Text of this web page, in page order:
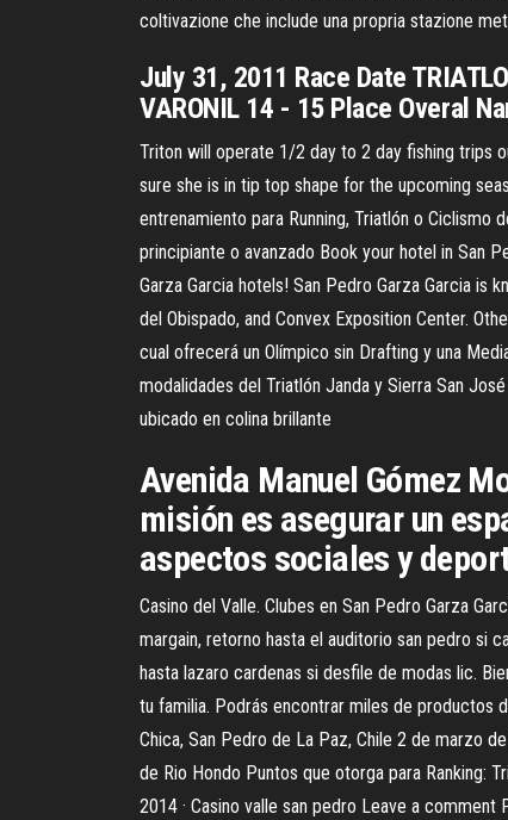
coltivazione che include una propria stazione
July 31, 2011 Race Date
VARONIL 14 - 15 Place Overal
Triton will operate 1/2 day to 2 day fishing trips
sure she is in tip top shape for the upcoming
entrenamiento para Running, Triatlón o Ciclismo
principiante o avanzado Book your hotel in San
Garza Garcia hotels! San Pedro Garza Garcia is
del Obispado, and Convex Exposition Center.
cual ofrecerá un Olímpico sin Drafting y una
modalidades del Triatlón Janda y Sierra San
ubicado en colina brillante
Avenida Manuel Gómez
misión es asegurar un
aspectos sociales y
Casino del Valle. Clubes en San Pedro Garza
margain, retorno hasta el auditorio san pedro si
hasta lazaro cardenas si desfile de modas lic.
tu familia. Podrás encontrar miles de productos
Chica, San Pedro de La Paz, Chile 2 de marzo
de Rio Hondo Puntos que otorga para Ranking:
2014 · Casino valle san pedro Leave a